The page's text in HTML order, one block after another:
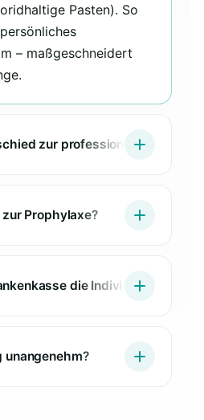
Pasten). So
– maßgeschneidert
zur professionellen
Prophylaxe?
die
unangenehm?